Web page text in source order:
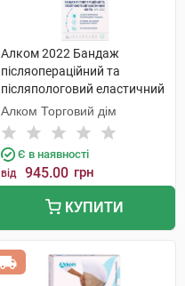
Алком 2022 Бандаж
післяопераційний та
післяпологовий еластичний
Євро розмір 4 1 шт
Алком Торговий дім
Є в наявності
від 945.00 грн
КУПИТИ